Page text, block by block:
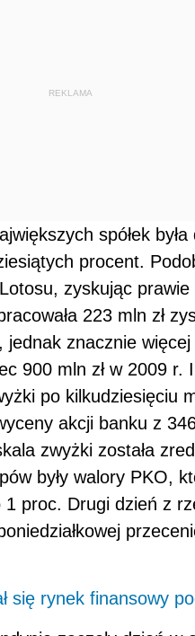
REKLAMA
spółek
procent.
zyskując
223 mln zł
znacznie
900 mln zł w 2009
po kilkudziesięciu
akcji banku z
zwyżki została
były walory PKO,
1 proc. Drugi dzień z
się rynek finansowy